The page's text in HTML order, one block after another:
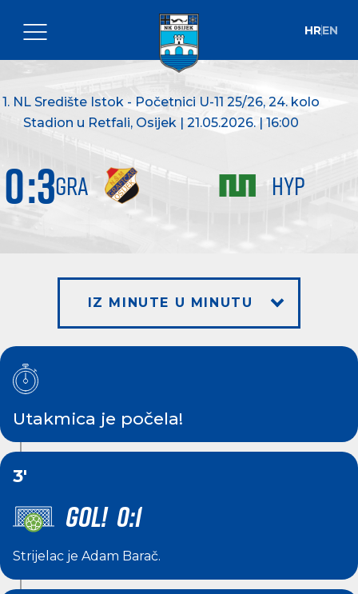
HREN
1. NL Središte Istok - Početnici U-11 25/26, 24. kolo
Stadion u Retfali, Osijek | 21.05.2026. | 16:00
GRA HYP
0:3
IZ MINUTE U MINUTU
Utakmica je počela!
3'
GOL! 0:1
Strijelac je Adam Barač.